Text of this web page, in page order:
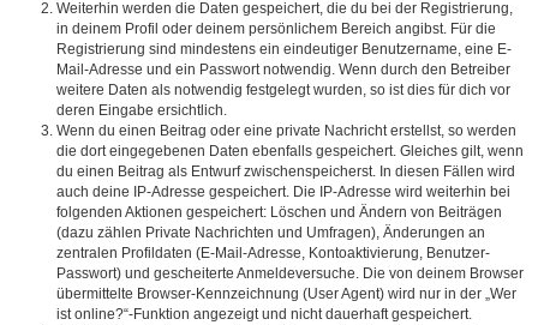
Weiterhin werden die Daten gespeichert, die du bei der Registrierung,
in deinem Profil oder deinem persönlichem Bereich angibst. Für die
Registrierung sind mindestens ein eindeutiger Benutzername, eine E-
Mail-Adresse und ein Passwort notwendig. Wenn durch den Betreiber
weitere Daten als notwendig festgelegt wurden, so ist dies für dich vor
deren Eingabe ersichtlich.
Wenn du einen Beitrag oder eine private Nachricht erstellst, so werden
die dort eingegebenen Daten ebenfalls gespeichert. Gleiches gilt, wenn
du einen Beitrag als Entwurf zwischenspeicherst. In diesen Fällen wird
auch deine IP-Adresse gespeichert. Die IP-Adresse wird weiterhin bei
folgenden Aktionen gespeichert: Löschen und Ändern von Beiträgen
(dazu zählen Private Nachrichten und Umfragen), Änderungen an
zentralen Profildaten (E-Mail-Adresse, Kontoaktivierung, Benutzer-
Passwort) und gescheiterte Anmeldeversuche. Die von deinem Browser
übermittelte Browser-Kennzeichnung (User Agent) wird nur in der „Wer
ist online?“-Funktion angezeigt und nicht dauerhaft gespeichert.